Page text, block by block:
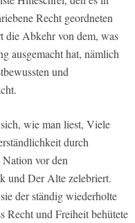
Recht geordneten
die Abkehr von dem, was
ausgemacht hat, nämlich
und
wie man liest, Viele
durch
vor den
und Der Alte zelebriert.
der ständig wiederholte
Recht und Freiheit behütete